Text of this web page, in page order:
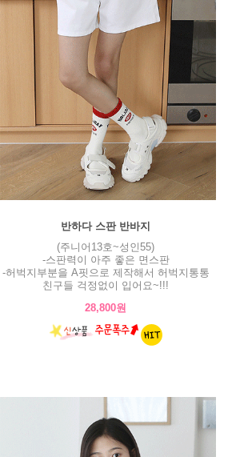
반하다 스판 반바지
(주니어13호~성인55)
-스판력이 아주 좋은 면스판
-허벅지부분을 A핏으로 제작해서 허벅지통통
친구들 걱정없이 입어요~!!!
28,800원